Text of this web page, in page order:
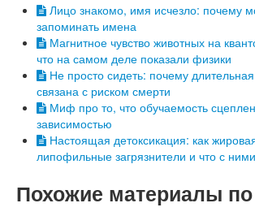
Лицо знакомо, имя исчезло: почему
запоминать имена
Магнитное чувство животных на
что на самом деле показали физики
Не просто сидеть: почему
связана с риском смерти
Миф про то, что обучаемость
зависимостью
Настоящая детоксикация: как
липофильные загрязнители и что с
Похожие материалы по